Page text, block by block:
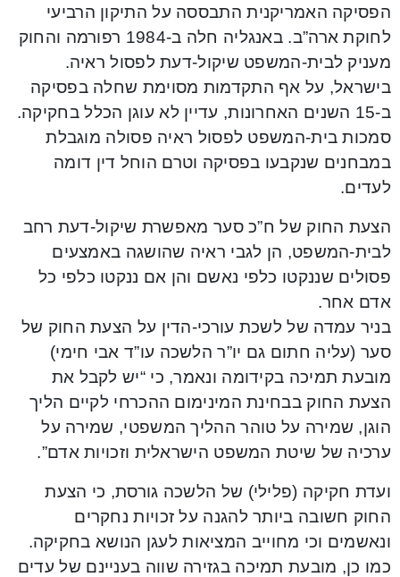
הפסיקה האמריקנית התבססה על התיקון הרביעי
לחוקת ארה”ב. באנגליה חלה ב-1984 רפורמה והחוק
מעניק לבית-המשפט שיקול-דעת לפסול ראיה.
בישראל, על אף התקדמות מסוימת שחלה בפסיקה
ב-15 השנים האחרונות, עדיין לא עוגן הכלל בחקיקה.
סמכות בית-המשפט לפסול ראיה פסולה מוגבלת
במבחנים שנקבעו בפסיקה וטרם הוחל דין דומה
לעדים.
הצעת החוק של ח”כ סער מאפשרת שיקול-דעת רחב
לבית-המשפט, הן לגבי ראיה שהושגה באמצעים
פסולים שננקטו כלפי נאשם והן אם ננקטו כלפי כל
אדם אחר.
בניר עמדה של לשכת עורכי-הדין על הצעת החוק של
סער (עליה חתום גם יו”ר הלשכה עו”ד אבי חימי)
מובעת תמיכה בקידומה ונאמר, כי “יש לקבל את
הצעת החוק בבחינת המינימום ההכרחי לקיים הליך
הוגן, שמירה על טוהר ההליך המשפטי, שמירה על
ערכיה של שיטת המשפט הישראלית וזכויות אדם”.
ועדת חקיקה (פלילי) של הלשכה גורסת, כי הצעת
החוק חשובה ביותר להגנה על זכויות נחקרים
ונאשמים וכי מחוייב המציאות לעגן הנושא בחקיקה.
כמו כן, מובעת תמיכה בגזירה שווה בעניינם של עדים